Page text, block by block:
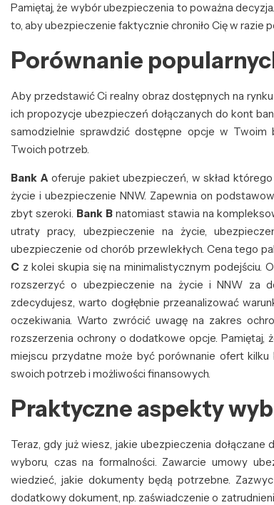
Pamiętaj, że wybór ubezpieczenia to poważna
to, aby ubezpieczenie faktycznie chroniło Cię w razie
Porównanie
Aby przedstawić Ci realny obraz dostępnych na
ich propozycje ubezpieczeń dołączanych do kont
samodzielnie sprawdzić dostępne opcje w Twoim
Twoich potrzeb.
Bank A oferuje pakiet ubezpieczeń, w skład
życie i ubezpieczenie NNW. Zapewnia on
zbyt szeroki. Bank Bnatomiast stawia na
utraty pracy, ubezpieczenie na życie,
ubezpieczenie od chorób przewlekłych. Cena tego
C z kolei skupia się na minimalistycznym podejściu.
rozszerzyć o ubezpieczenie na życie i NNW za
zdecydujesz, warto dogłębnie przeanalizować
oczekiwania. Warto zwrócić uwagę na zakres
rozszerzenia ochrony o dodatkowe opcje. Pamiętaj,
miejscu przydatne może być porównanie ofert
swoich potrzeb i możliwości finansowych.
Praktyczne aspekty
Teraz, gdy już wiesz, jakie ubezpieczenia
wyboru, czas na formalności. Zawarcie umowy
wiedzieć, jakie dokumenty będą potrzebne.
dodatkowy dokument, np. zaświadczenie o